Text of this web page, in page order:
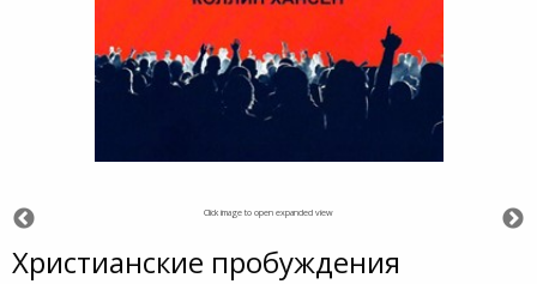
Click image to open expanded view
Христианские пробуждения